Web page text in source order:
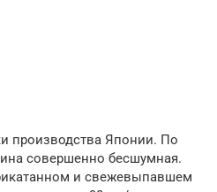
производства Японии. По
совершенно бесшумная.
и свежевыпавшем